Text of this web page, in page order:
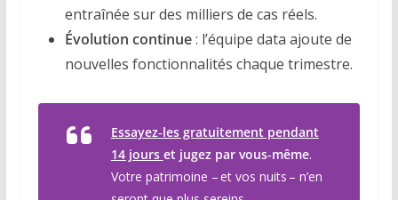
entraînée sur des milliers de cas réels.
Évolution continue: l’équipe data ajoute de
nouvelles fonctionnalités chaque trimestre.
Essayez‑les gratuitement pendant
14 jours et jugez par vous‑même.
Votre patrimoine – et vos nuits – n’en